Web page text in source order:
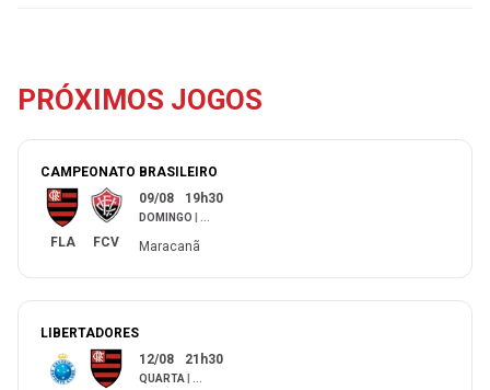
PRÓXIMOS JOGOS
CAMPEONATO BRASILEIRO
FLA FCV
09/08 19h30
DOMINGO
Maracanã
LIBERTADORES
12/08 21h30
QUARTA